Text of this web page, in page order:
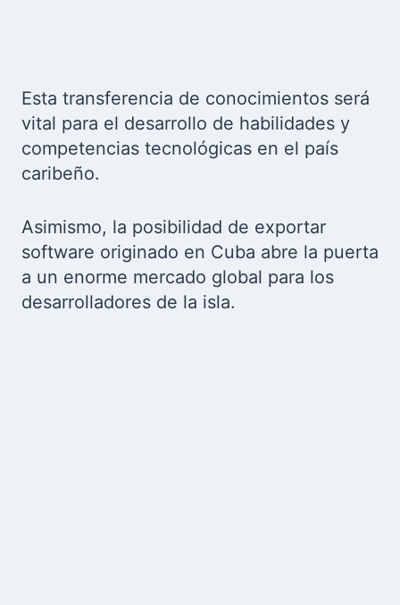
Esta transferencia de conocimientos será
vital para el desarrollo de habilidades y
competencias tecnológicas en el país
caribeño.
Asimismo, la posibilidad de exportar
software originado en Cuba abre la puerta
a un enorme mercado global para los
desarrolladores de la isla.